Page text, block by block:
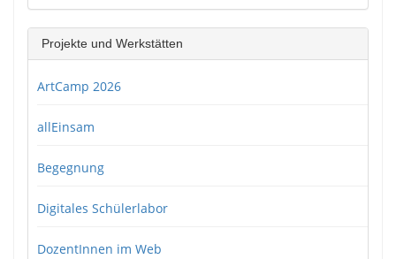
Projekte und Werkstätten
ArtCamp 2026
allEinsam
Begegnung
Digitales Schülerlabor
DozentInnen im Web